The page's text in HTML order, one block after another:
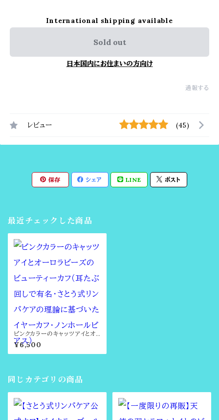
International shipping available
Sold out
日本国内にお住まいの方向け
通報する
レビュー (45)
保存 シェア LINE ポスト
最近チェックした商品
ピンクカラーのキャッツアイとオ
ーロラビーズのビューティーカフ
（耳たぶ回しで有名・さとう式リン
パケアの理論に基づいたイヤー
¥6,500
同じカテゴリの商品